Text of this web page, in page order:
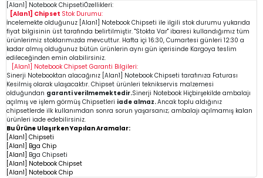
[Alan1] Notebook ChipsetiÖzellikleri:
[Alan1] Chipset Stok Durumu:
İncelemekte olduğunuz [Alan1] Notebook Chipseti ile ilgili stok durumu yukarıda
fiyat bilgisinin üst tarafında belirtilmiştir. "Stokta Var" ibaresi kullandığımız tüm
ürünlerimiz stoklarımızda mevcuttur. Hafta içi 16:30, Cumartesi günleri 12:30 a
kadar almış olduğunuz bütün ürünlerin aynı gün içerisinde Kargoya teslim
edileceğinden emin olabilirsiniz.
[Alan1] Notebook Chipset Garanti Bilgileri:
Sinerji Notebooktan alacağınız [Alan1] Notebook Chipseti tarafınıza Faturası
Kesilmiş olarak ulaşacaktır. Chipset ürünleri teknikservis malzemesi
olduğundan garanti verilmemektedir.Sinerji Notebook Hiçbirşekilde ambalajı
açılmış ve işlem görmüş Chipsetleri iade almaz.Ancak toplu aldığınız
chipsetlerde ilk kullanımdan sonra sorun yaşarsanız; ambalajı açılmamış kalan
ürünleri iade edebilirsiniz.
Bu Ürüne Ulaşırken Yapılan Aramalar:
[Alan1] Chipseti
[Alan1] Bga Chip
[Alan1] Bga Chipseti
[Alan1] Notebook Chipset
[Alan1] Notebook Chip